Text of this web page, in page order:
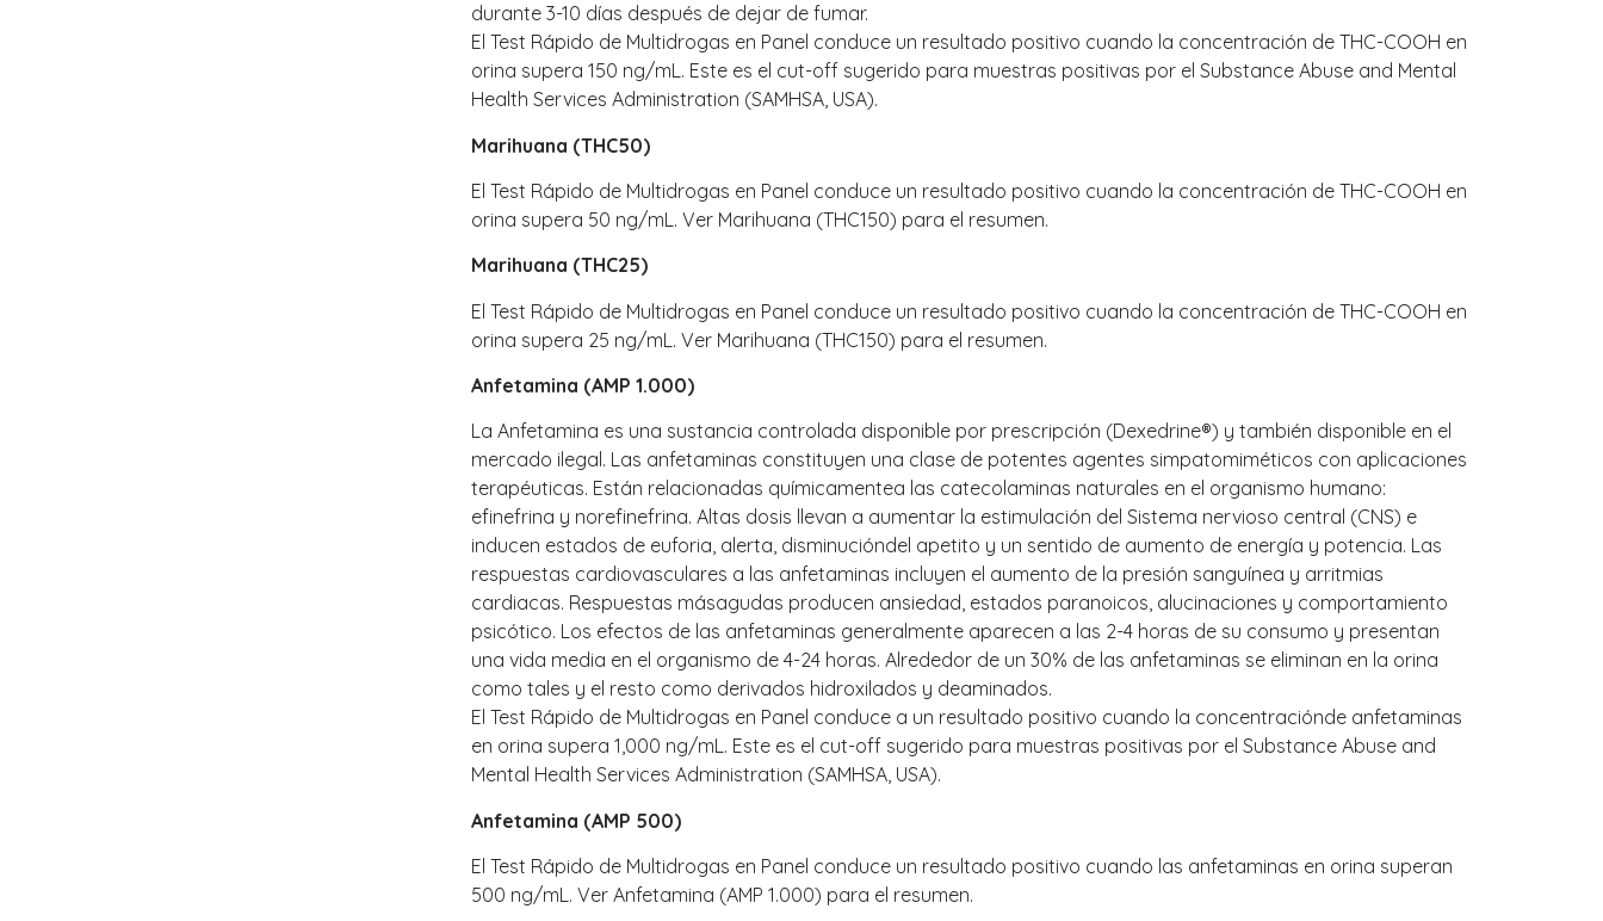
durante 3-10 días después de dejar de fumar.
El Test Rápido de Multidrogas en Panel conduce un resultado positivo cuando la concentración de THC-COOH en
orina supera 150 ng/mL. Este es el cut-off sugerido para muestras positivas por el Substance Abuse and Mental
Health Services Administration (SAMHSA, USA).
Marihuana (THC50)
El Test Rápido de Multidrogas en Panel conduce un resultado positivo cuando la concentración de THC-COOH en
orina supera 50 ng/mL. Ver Marihuana (THC150) para el resumen.
Marihuana (THC25)
El Test Rápido de Multidrogas en Panel conduce un resultado positivo cuando la concentración de THC-COOH en
orina supera 25 ng/mL. Ver Marihuana (THC150) para el resumen.
Anfetamina (AMP 1.000)
La Anfetamina es una sustancia controlada disponible por prescripción (Dexedrine®) y también disponible en el
mercado ilegal. Las anfetaminas constituyen una clase de potentes agentes simpatomiméticos con aplicaciones
terapéuticas. Están relacionadas químicamentea las catecolaminas naturales en el organismo humano:
efinefrina y norefinefrina. Altas dosis llevan a aumentar la estimulación del Sistema nervioso central (CNS) e
inducen estados de euforia, alerta, disminucióndel apetito y un sentido de aumento de energía y potencia. Las
respuestas cardiovasculares a las anfetaminas incluyen el aumento de la presión sanguínea y arritmias
cardiacas. Respuestas másagudas producen ansiedad, estados paranoicos, alucinaciones y comportamiento
psicótico. Los efectos de las anfetaminas generalmente aparecen a las 2-4 horas de su consumo y presentan
una vida media en el organismo de 4-24 horas. Alrededor de un 30% de las anfetaminas se eliminan en la orina
como tales y el resto como derivados hidroxilados y deaminados.
El Test Rápido de Multidrogas en Panel conduce a un resultado positivo cuando la concentraciónde anfetaminas
en orina supera 1,000 ng/mL. Este es el cut-off sugerido para muestras positivas por el Substance Abuse and
Mental Health Services Administration (SAMHSA, USA).
Anfetamina (AMP 500)
El Test Rápido de Multidrogas en Panel conduce un resultado positivo cuando las anfetaminas en orina superan
500 ng/mL. Ver Anfetamina (AMP 1.000) para el resumen.